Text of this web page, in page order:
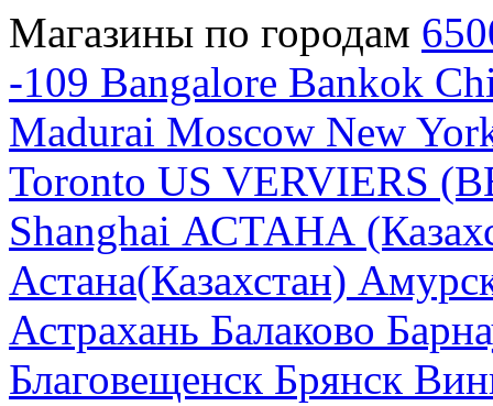
Магазины по городам
-109 Bangalore Bankok
Madurai Moscow New
Toronto US VERVIERS
Shanghai АСТАНА
Астана(Казахстан)
Астрахань Балаково
Благовещенск Брянск